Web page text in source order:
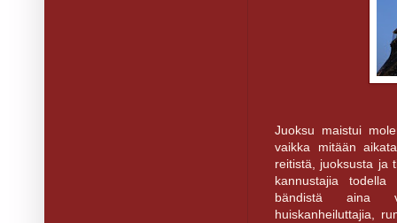
Juoksu maistui
vaikka mitään
reitistä, juoksusta ja
kannustajia
bändistä aina
huiskanheiluttajia,